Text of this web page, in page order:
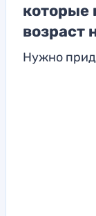
которые
возраст
Нужно